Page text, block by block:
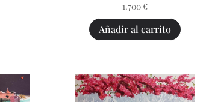
1.700 €
Añadir al carrito